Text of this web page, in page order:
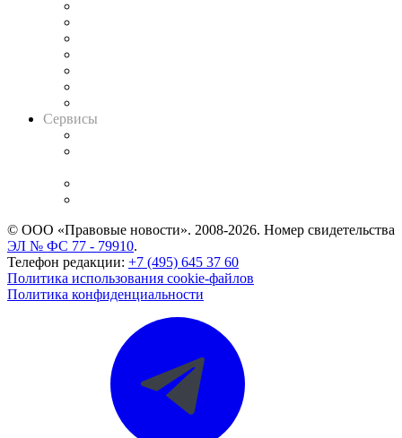
Сервисы
© ООО «Правовые новости». 2008-2026. Номер свидетельства
ЭЛ № ФС 77 - 79910.
Телефон редакции: +7 (495) 645 37 60
Политика использования cookie-файлов
Политика конфиденциальности